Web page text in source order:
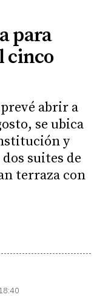
para
cinco
abrir a
se ubica
y
suites de
terraza con